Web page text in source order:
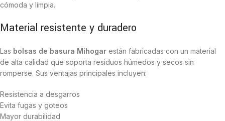
cómoda y limpia.
Material resistente y duradero
Las bolsas de basura Mihogar están fabricadas con un material
de alta calidad que soporta residuos húmedos y secos sin
romperse. Sus ventajas principales incluyen:
Resistencia a desgarros
Evita fugas y goteos
Mayor durabilidad